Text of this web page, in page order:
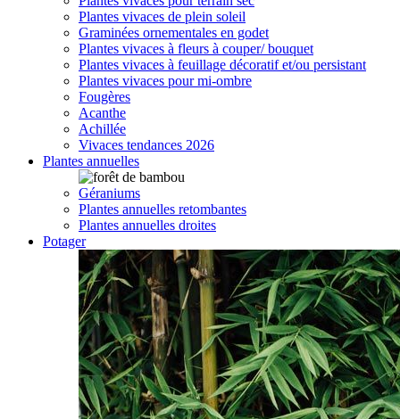
Plantes vivaces de plein soleil
Graminées ornementales en godet
Plantes vivaces à fleurs à couper/ bouquet
Plantes vivaces à feuillage décoratif et/ou persistant
Plantes vivaces pour mi-ombre
Fougères
Acanthe
Achillée
Vivaces tendances 2026
Plantes annuelles
Géraniums
Plantes annuelles retombantes
Plantes annuelles droites
Potager